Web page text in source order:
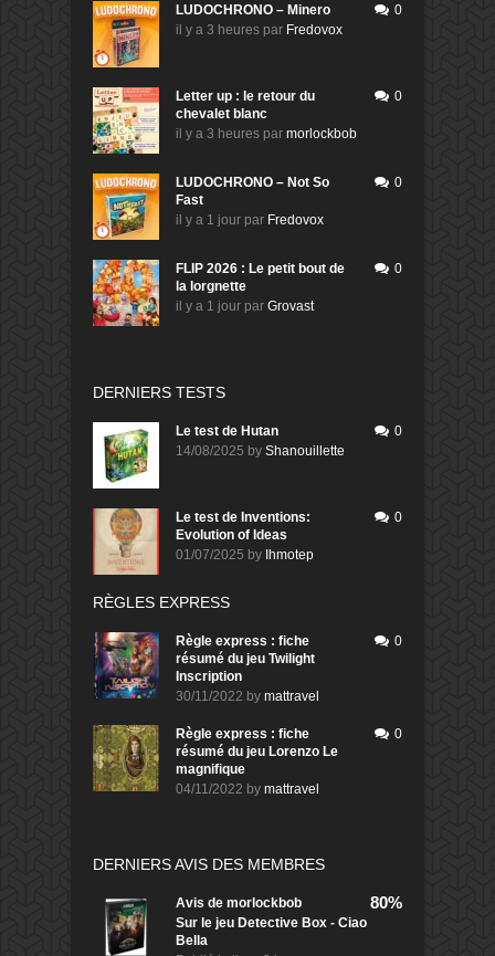
LUDOCHRONO – Minero
il y a 3 heures par Fredovox
0
Letter up : le retour du
chevalet blanc
il y a 3 heures par morlockbob
0
LUDOCHRONO – Not So
Fast
il y a 1 jour par Fredovox
0
FLIP 2026 : Le petit bout de
la lorgnette
il y a 1 jour par Grovast
0
DERNIERS TESTS
Le test de Hutan
14/08/2025 by Shanouillette
0
Le test de Inventions:
Evolution of Ideas
01/07/2025 by Ihmotep
0
RÈGLES EXPRESS
Règle express : fiche
résumé du jeu Twilight
Inscription
30/11/2022 by mattravel
0
Règle express : fiche
résumé du jeu Lorenzo Le
magnifique
04/11/2022 by mattravel
0
DERNIERS AVIS DES MEMBRES
Avis de morlockbob
Sur le jeu Detective Box - Ciao
Bella
80%